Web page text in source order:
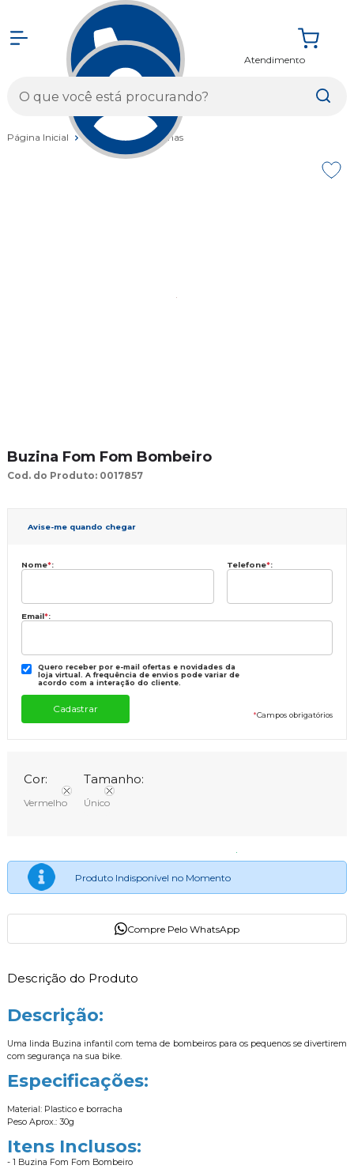
Atendimento
Página Inicial Acessórios Buzinas
Buzina Fom Fom Bombeiro
Cod. do Produto: 0017857
Avise-me quando chegar
Nome*: Telefone*:
Email*:
Quero receber por e-mail ofertas e novidades da
loja virtual. A frequência de envios pode variar de
acordo com a interação do cliente.
*Campos obrigatórios
Cor:
Vermelho
Tamanho:
Único
Produto Indisponível no Momento
Compre Pelo WhatsApp
Descrição do Produto
Descrição:
Uma linda Buzina infantil com tema de bombeiros para os pequenos se divertirem
com segurança na sua bike.
Especificações:
Material: Plastico e borracha
Peso Aprox.: 30g
Itens Inclusos:
- 1 Buzina Fom Fom Bombeiro